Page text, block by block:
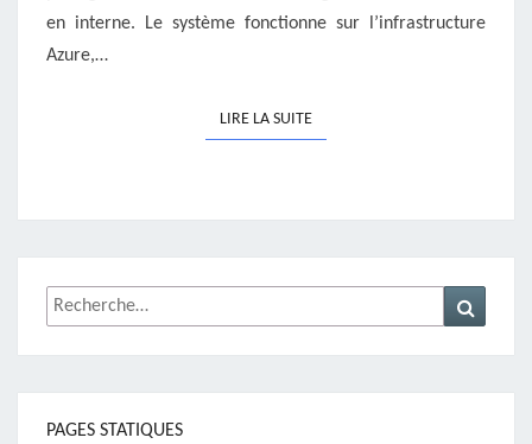
en interne. Le système fonctionne sur l’infrastructure
Azure,…
LIRE LA SUITELIRE LA SUITE
Rechercher :
PAGES STATIQUES